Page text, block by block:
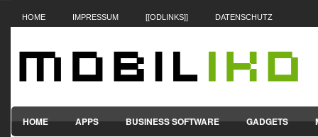
HOME IMPRESSUM [[ODLINKS]] DATENSCHUTZ
HOME APPS BUSINESS SOFTWARE GADGETS